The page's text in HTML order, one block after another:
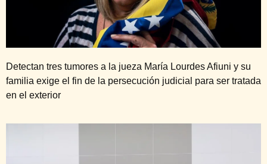
Detectan tres tumores a la jueza María Lourdes Afiuni y su
familia exige el fin de la persecución judicial para ser tratada
en el exterior